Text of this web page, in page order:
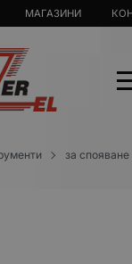
МАГАЗИНИ
за спояване